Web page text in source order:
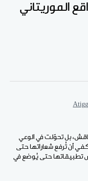
الموريتاني
بل تحوّلت في الوعي
أن تُرفع شعاراتها حتى
تطبيقاتها حتى يُوضع في